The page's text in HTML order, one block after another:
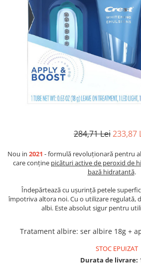
284,71 Lei233,87
Nou in 2021 - formulă revoluționară pentru
care conține picături active de peroxid de
bază hidratantă.
Îndepărtează cu ușurință petele
împotriva altora noi. Cu o utilizare regulată,
albi. Este absolut sigur pentru
Tratament albire: ser albire 18g +
STOC EPUIZAT
Durata de livrare: